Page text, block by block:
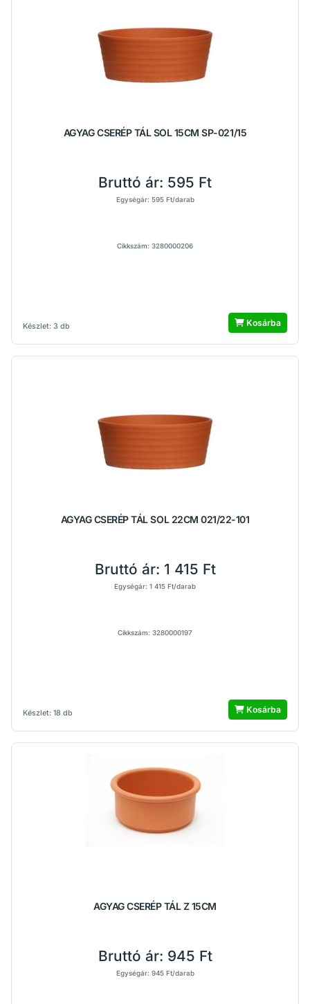
AGYAG CSERÉP TÁL SOL 15CM SP-021/15
Készlet: 3 db
Bruttó ár: 595 Ft
Egységár: 595 Ft/darab
Cikkszám: 3280000206
Kosárba
AGYAG CSERÉP TÁL SOL 22CM 021/22-101
Készlet: 18 db
Bruttó ár: 1 415 Ft
Egységár: 1 415 Ft/darab
Cikkszám: 3280000197
Kosárba
AGYAG CSERÉP TÁL Z 15CM
Bruttó ár: 945 Ft
Egységár: 945 Ft/darab